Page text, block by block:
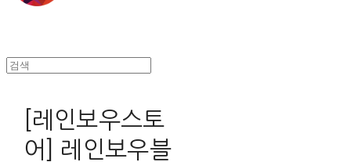
[레인보우스토
어] 레인보우블